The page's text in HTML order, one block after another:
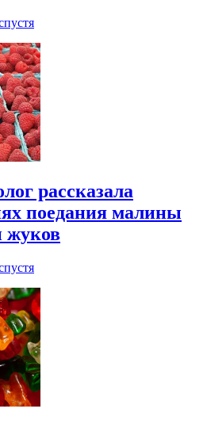
рассказала
поедания малины
жуков